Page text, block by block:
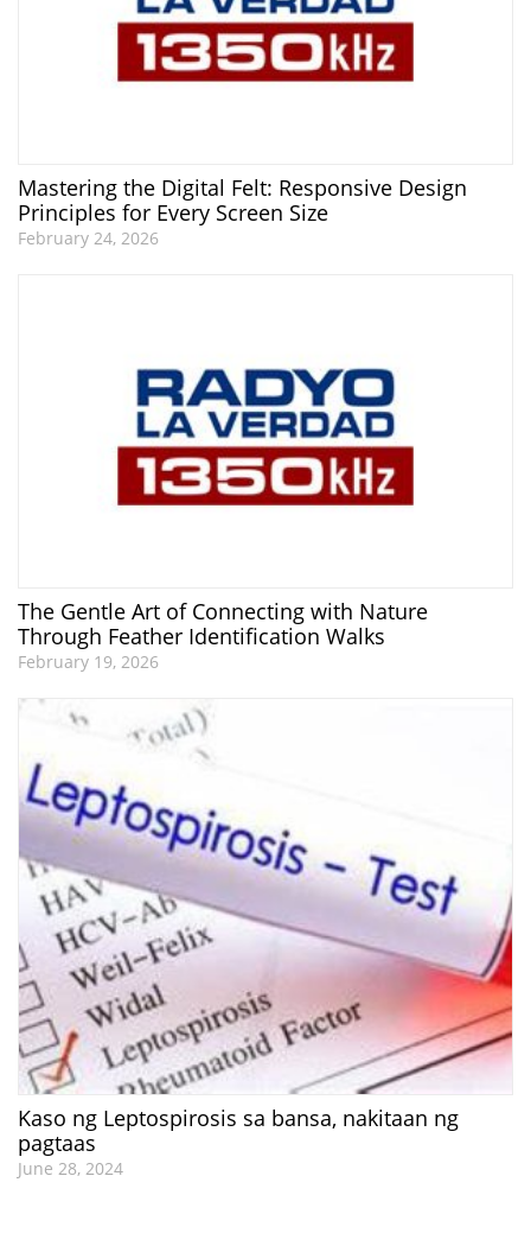
Mastering the Digital Felt: Responsive Design
Principles for Every Screen Size
February 24, 2026
The Gentle Art of Connecting with Nature
Through Feather Identification Walks
February 19, 2026
Kaso ng Leptospirosis sa bansa, nakitaan ng
pagtaas
June 28, 2024